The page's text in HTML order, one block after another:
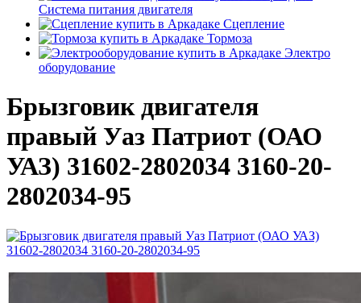
Система питания двигателя
Сцепление
Тормоза
Электро
оборудование
Брызговик двигателя
правый Уаз Патриот (ОАО
УАЗ) 31602-2802034 3160-20-
2802034-95